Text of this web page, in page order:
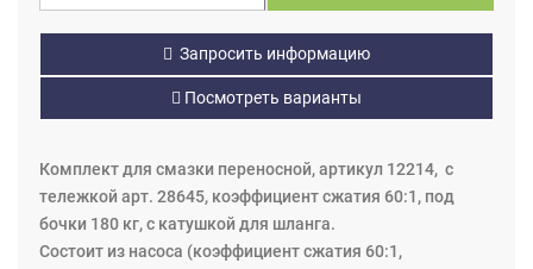
Запросить информацию
Посмотреть варианты
Комплект для смазки переносной, артикул 12214, с
тележкой арт. 28645, коэффициент сжатия 60:1, под
бочки 180 кг, с катушкой для шланга.
Состоит из насоса (коэффициент сжатия 60:1,